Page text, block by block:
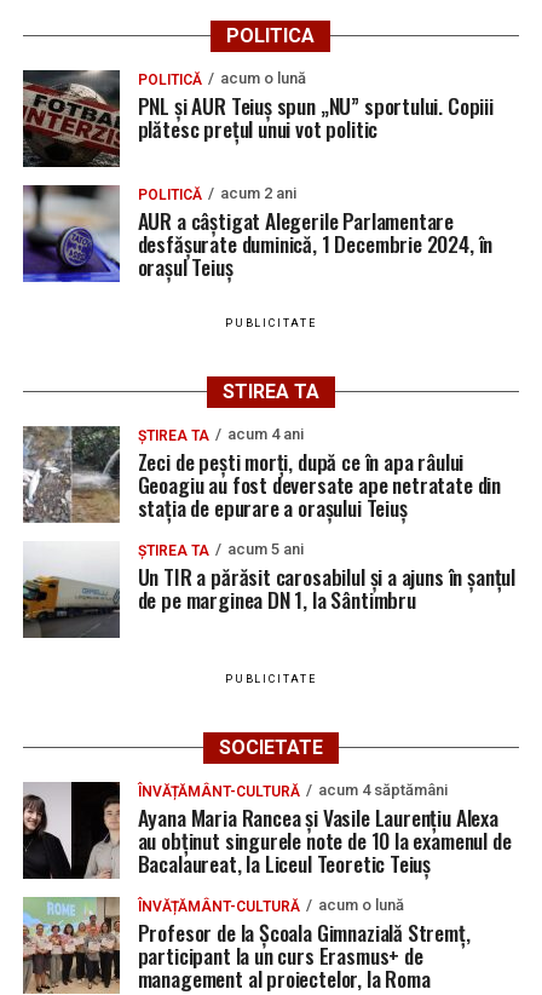
ce și-ar fi agresat și violat partenera
etilotest, rezultatele fiind negative.
Adaugă teiusinfo.ro ca sursă
Ultimele știri din Teiuș
Jaf de peste 300.000 de euro, la Teiuș. Familia
păgubită susține că ancheta bate pasul pe loc, la
aproape o lună de la spargere
Locuri de muncă în Sântimbru, disponibile la 4
Locuri de muncă în Galda de Jos, disponibile la 4
august 2026. AJOFM Alba a publicat lista posturilor
vacante
Locuri de muncă în Teiuș, disponibile la 4 august
2026. AJOFM Alba a publicat lista posturilor
vacante
Bărbat de 30 de ani din Galda de Jos, reținut după
ce și-ar fi agresat și violat partenera
POLITICA
POLITICĂ acum o lună
PNL și AUR Teiuș spun „NU” sportului. Copiii
plătesc prețul unui vot politic
POLITICĂ acum 2 ani
AUR a câștigat Alegerile Parlamentare
desfășurate duminică, 1 Decembrie 2024, în
orașul Teiuș
PUBLICITATE
STIREA TA
ȘTIREA TA acum 4 ani
Zeci de pești morți, după ce în apa râului
Geoagiu au fost deversate ape netratate din
stația de epurare a orașului Teiuș
ȘTIREA TA acum 5 ani
Un TIR a părăsit carosabilul și a ajuns în șanțul
de pe marginea DN 1, la Sântimbru
PUBLICITATE
SOCIETATE
ÎNVĂȚĂMÂNT-CULTURĂ acum 4 săptămâni
Ayana Maria Rancea și Vasile Laurențiu Alexa
au obținut singurele note de 10 la examenul de
Bacalaureat, la Liceul Teoretic Teiuș
ÎNVĂȚĂMÂNT-CULTURĂ acum o lună
Profesor de la Școala Gimnazială Stremț,
participant la un curs Erasmus+ de
management al proiectelor, la Roma